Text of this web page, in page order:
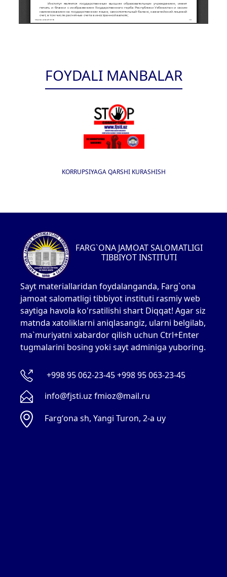
FOYDALI MANBALAR
KORRUPSIYAGA QARSHI KURASHISH
FARG`ONA JAMOAT SALOMATLIGI
TIBBIYOT INSTITUTI
Sayt materiallaridan foydalanganda, Farg`ona
jamoat salomatligi tibbiyot instituti rasmiy web
saytiga havola ko'rsatilishi shart Diqqat! Agar siz
matnda xatoliklarni aniqlasangiz, ularni belgilab,
ma`muriyatni xabardor qilish uchun Ctrl+Enter
tugmalarini bosing yoki sayt adminiga yuboring.
+998 95 062-23-45 +998 95 063-23-45
info@fjsti.uz fmioz@mail.ru
Fargʻona sh, Yangi Turon, 2-a uy